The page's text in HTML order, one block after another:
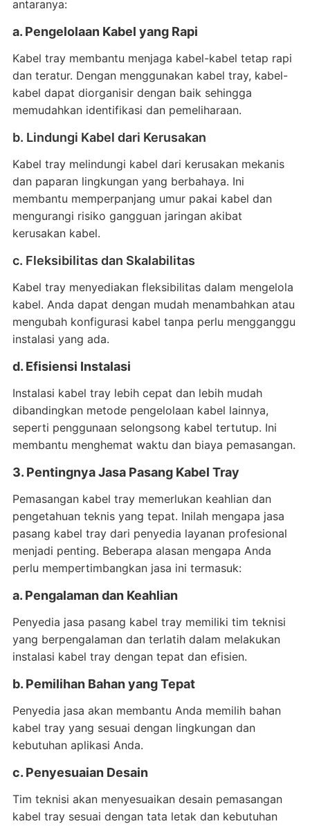
antaranya:
a. Pengelolaan Kabel yang Rapi
Kabel tray membantu menjaga kabel-kabel tetap rapi
dan teratur. Dengan menggunakan kabel tray, kabel-
kabel dapat diorganisir dengan baik sehingga
memudahkan identifikasi dan pemeliharaan.
b. Lindungi Kabel dari Kerusakan
Kabel tray melindungi kabel dari kerusakan mekanis
dan paparan lingkungan yang berbahaya. Ini
membantu memperpanjang umur pakai kabel dan
mengurangi risiko gangguan jaringan akibat
kerusakan kabel.
c. Fleksibilitas dan Skalabilitas
Kabel tray menyediakan fleksibilitas dalam mengelola
kabel. Anda dapat dengan mudah menambahkan atau
mengubah konfigurasi kabel tanpa perlu mengganggu
instalasi yang ada.
d. Efisiensi Instalasi
Instalasi kabel tray lebih cepat dan lebih mudah
dibandingkan metode pengelolaan kabel lainnya,
seperti penggunaan selongsong kabel tertutup. Ini
membantu menghemat waktu dan biaya pemasangan.
3. Pentingnya Jasa Pasang Kabel Tray
Pemasangan kabel tray memerlukan keahlian dan
pengetahuan teknis yang tepat. Inilah mengapa jasa
pasang kabel tray dari penyedia layanan profesional
menjadi penting. Beberapa alasan mengapa Anda
perlu mempertimbangkan jasa ini termasuk:
a. Pengalaman dan Keahlian
Penyedia jasa pasang kabel tray memiliki tim teknisi
yang berpengalaman dan terlatih dalam melakukan
instalasi kabel tray dengan tepat dan efisien.
b. Pemilihan Bahan yang Tepat
Penyedia jasa akan membantu Anda memilih bahan
kabel tray yang sesuai dengan lingkungan dan
kebutuhan aplikasi Anda.
c. Penyesuaian Desain
Tim teknisi akan menyesuaikan desain pemasangan
kabel tray sesuai dengan tata letak dan kebutuhan